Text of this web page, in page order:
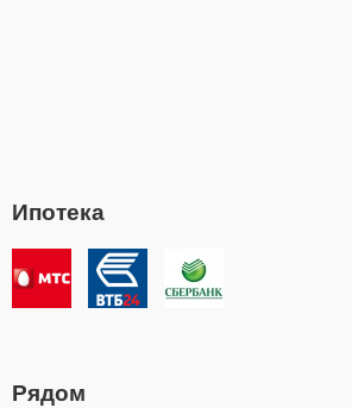
Ипотека
Рядом